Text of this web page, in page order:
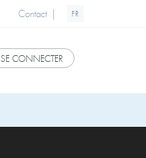
Contact | FR
SE CONNECTER